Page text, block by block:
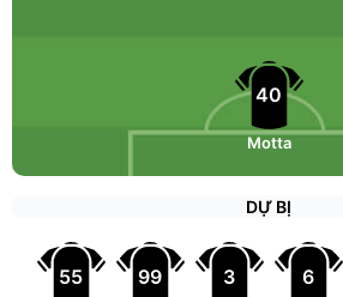
40
Motta
DỰ BỊ
55 99 3 6